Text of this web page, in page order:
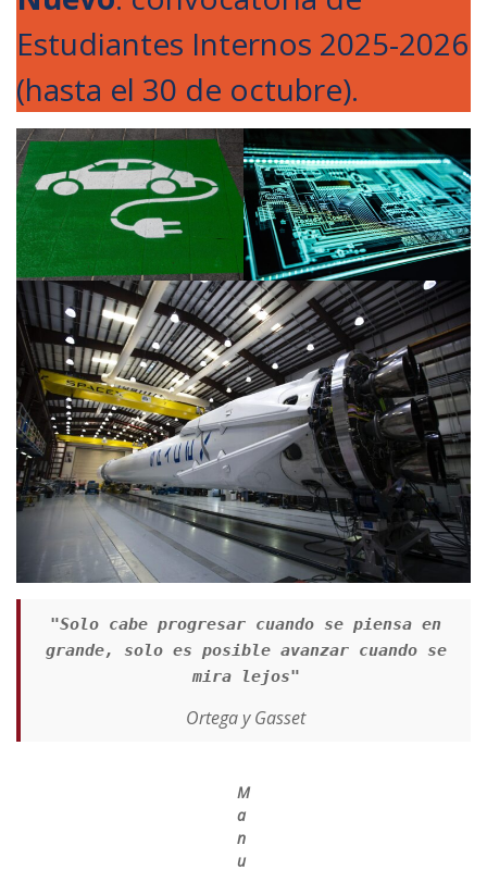
Estudiantes Internos 2025-2026
(hasta el 30 de octubre).
"Solo cabe progresar cuando se piensa en
grande, solo es posible avanzar cuando se
mira lejos"
Ortega y Gasset
M
a
n
u